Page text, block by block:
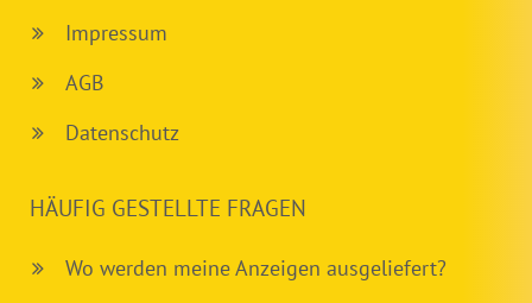
Impressum
AGB
Datenschutz
HÄUFIG GESTELLTE FRAGEN
Wo werden meine Anzeigen ausgeliefert?